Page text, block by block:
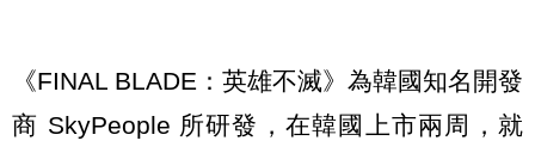
《FINAL BLADE：英雄不滅》為韓國知名開發
商 SkyPeople 所研發，在韓國上市兩周，就